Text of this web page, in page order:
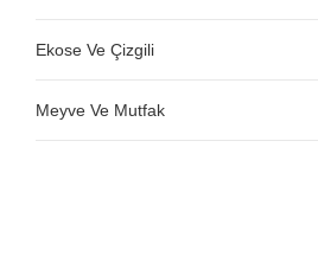
Ekose Ve Çizgili
Meyve Ve Mutfak